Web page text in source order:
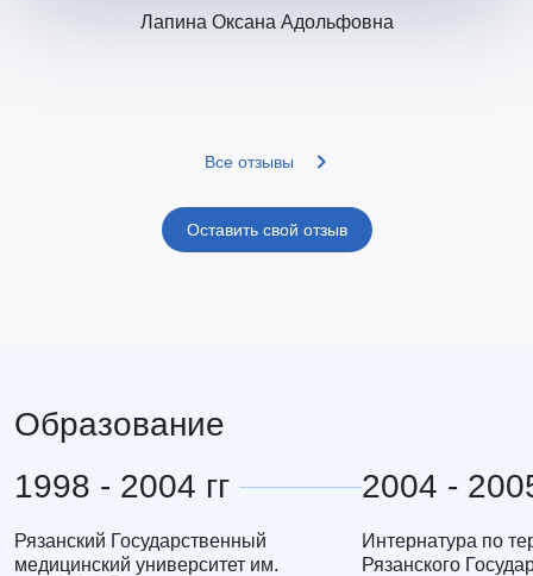
Лапина Оксана Адольфовна
Все отзывы
Оставить свой отзыв
Образование
1998 - 2004 гг
Рязанский Государственный
медицинский университет им.
2004 -
Интернатура по
Рязанского